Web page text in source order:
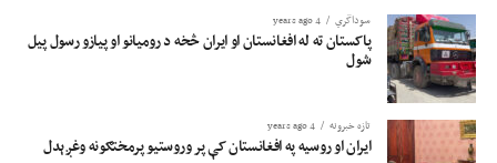
سوداگري 4 years ago
پاکستان ته له افغانستان او ایران څخه د رومیانو او پیازو رسول پیل
شول
تازه خبرونه 4 years ago
ایران او روسیه په افغانستان کې پر وروستيو پرمختګونه وغږېدل